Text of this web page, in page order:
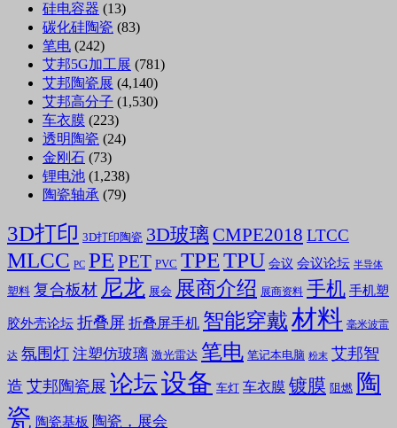
硅电容器 (13)
碳化硅陶瓷 (83)
笔电 (242)
艾邦5G加工展 (781)
艾邦陶瓷展 (4,140)
艾邦高分子 (1,530)
车衣膜 (223)
透明陶瓷 (24)
金刚石 (73)
锂电池 (1,238)
陶瓷轴承 (79)
3D打印 3D打印陶瓷 3D玻璃 CMPE2018 LTCC
MLCC PC PE PET PVC TPETPU 会议 会议论坛 半导体
塑料 复合板材 尼龙 展会 展商介绍 展商资料 手机 手机塑
胶外壳论坛 折叠屏 折叠屏手机 智能穿戴材料 毫米波雷
达 氛围灯 注塑仿玻璃 激光雷达 笔电 笔记本电脑 粉末 艾邦智
造 艾邦陶瓷展 论坛设备 车灯 车衣膜 镀膜 阻燃 陶
瓷 陶瓷基板 陶瓷，展会